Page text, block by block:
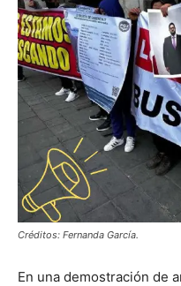
Créditos: Fernanda García.
En una demostración de